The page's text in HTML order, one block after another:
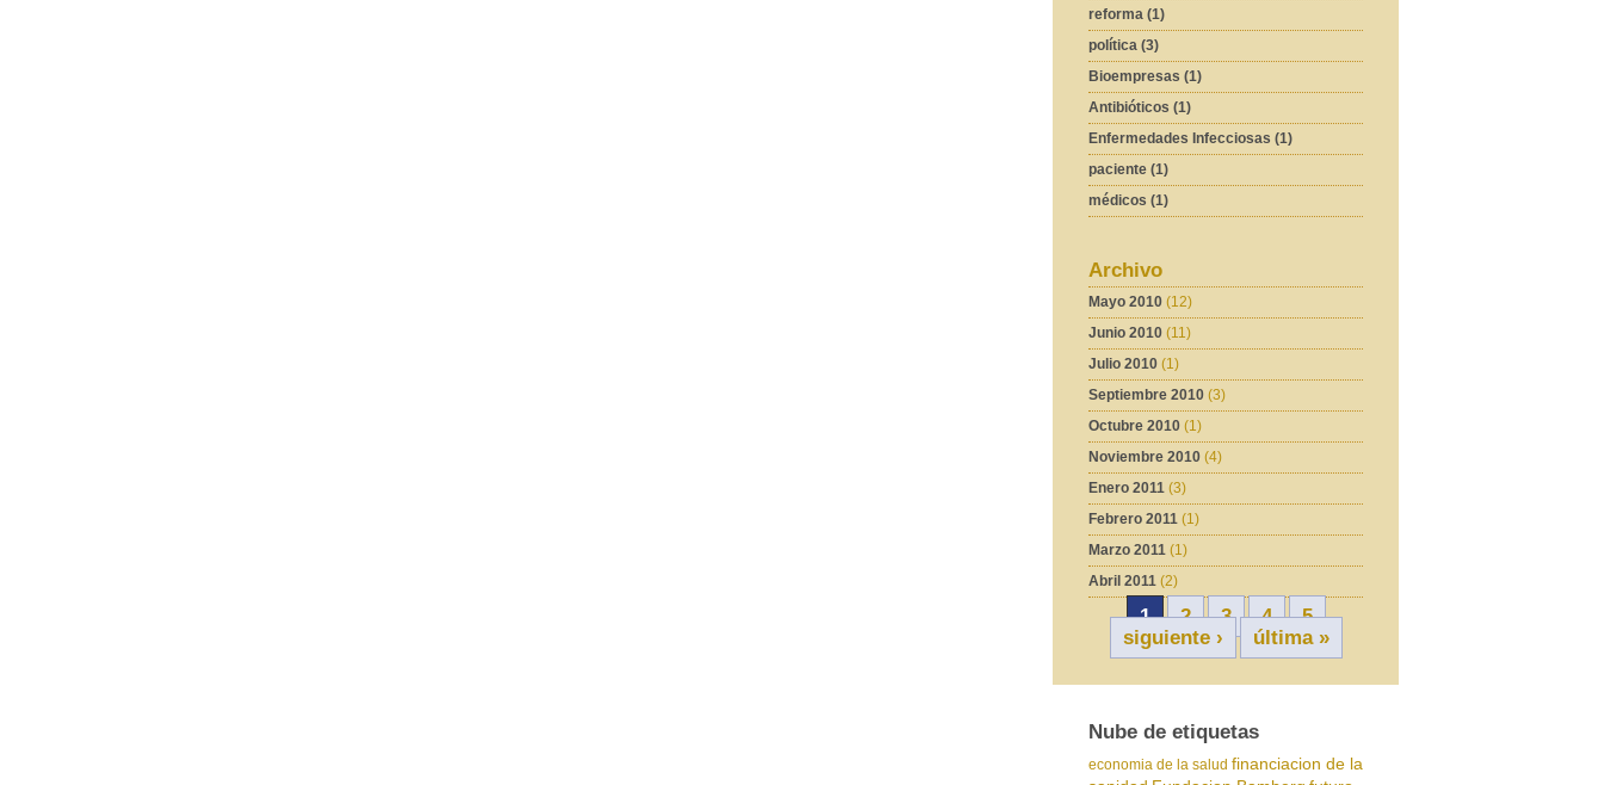
reforma (1)
política (3)
Bioempresas (1)
Antibióticos (1)
Enfermedades Infecciosas (1)
paciente (1)
médicos (1)
Archivo
Mayo 2010 (12)
Junio 2010 (11)
Julio 2010 (1)
Septiembre 2010 (3)
Octubre 2010 (1)
Noviembre 2010 (4)
Enero 2011 (3)
Febrero 2011 (1)
Marzo 2011 (1)
Abril 2011 (2)
1 2 3 4
5
siguiente ›
última »
Nube de etiquetas
economia de la salud financiacion de la